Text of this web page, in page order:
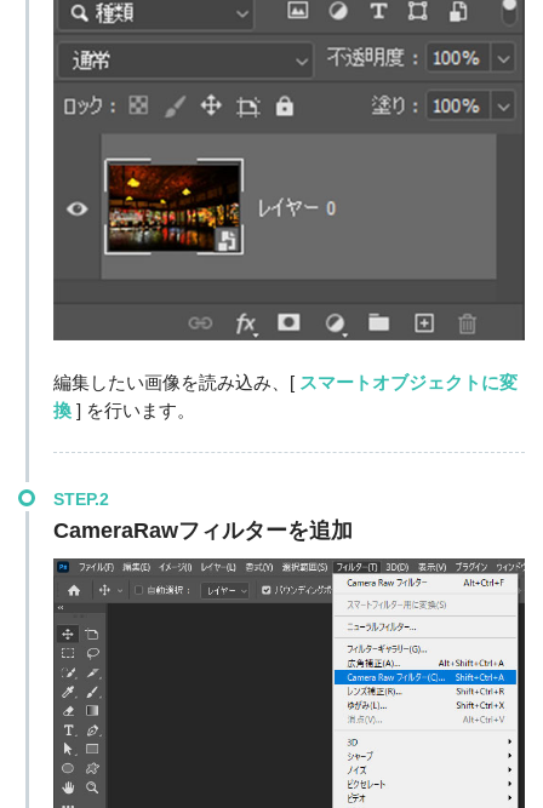
編集したい画像を読み込み、[ スマートオブジェクトに変
換] を行います。
STEP.2
CameraRawフィルターを追加